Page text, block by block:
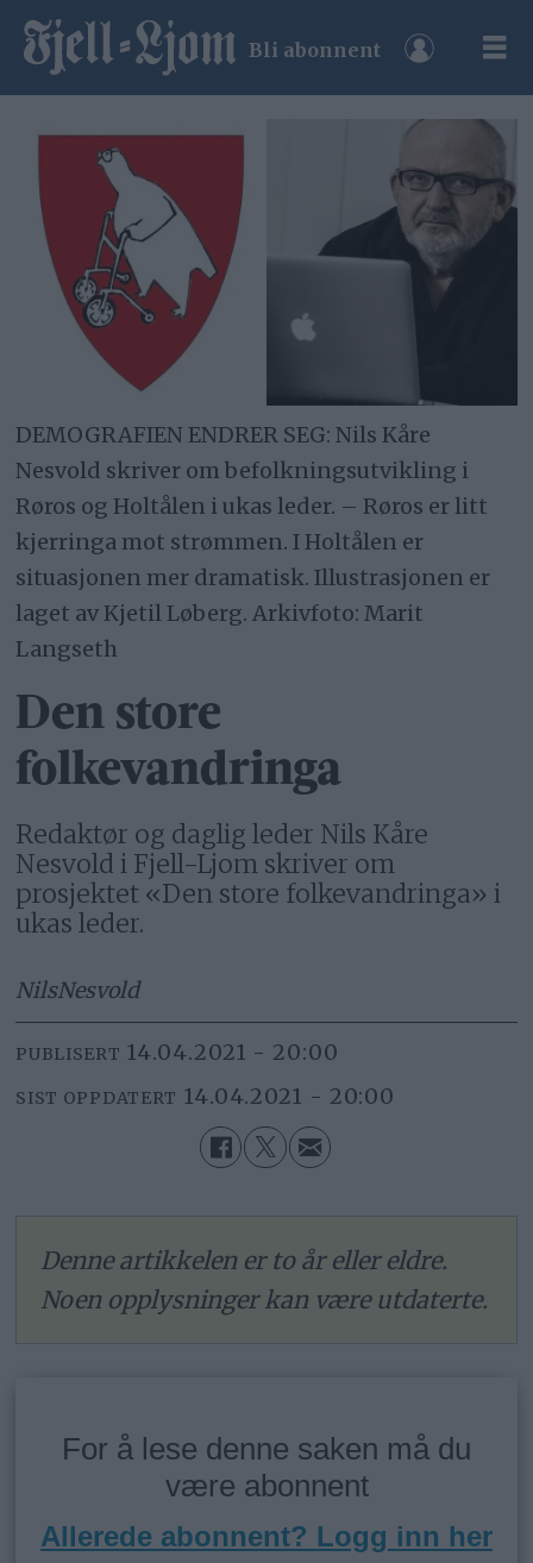
Bli abonnent
DEMOGRAFIEN ENDRER SEG: Nils Kåre
Nesvold skriver om befolkningsutvikling i
Røros og Holtålen i ukas leder. – Røros er litt
kjerringa mot strømmen. I Holtålen er
situasjonen mer dramatisk. Illustrasjonen er
laget av Kjetil Løberg. Arkivfoto: Marit
Langseth
Den store
folkevandringa
Redaktør og daglig leder Nils Kåre
Nesvold i Fjell-Ljom skriver om
prosjektet «Den store folkevandringa» i
ukas leder.
NilsNesvold
PUBLISERT 14.04.2021 - 20:00
SIST OPPDATERT 14.04.2021 - 20:00
Denne artikkelen er to år eller eldre.
Noen opplysninger kan være utdaterte.
For å lese denne saken må du
være abonnent
Allerede abonnent? Logg inn her